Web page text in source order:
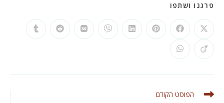
פרגנו ושתפו
CONTENT
Opens
in
a
new
window
Opens
in
a
new
window
Opens
in
Opens
in
Opens
in
Opens
in
Opens
in
Opens
in
Opens
in
new
Opens
in
new
לקרוא
הפוסט הקודם